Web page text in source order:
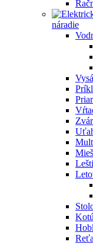
náradie